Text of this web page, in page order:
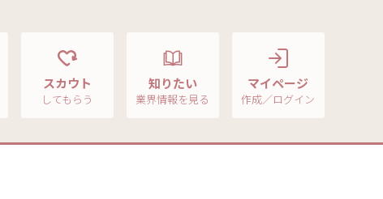
スカウト
してもらう
知りたい
業界情報を見る
マイページ
作成／ログイン